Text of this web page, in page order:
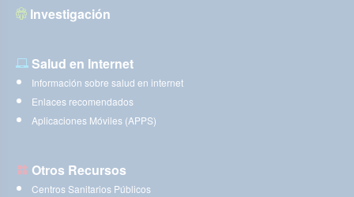
Investigación
Salud en Internet
Información sobre salud en internet
Enlaces recomendados
Aplicaciones Móviles (APPS)
Otros Recursos
Centros Sanitarios Públicos